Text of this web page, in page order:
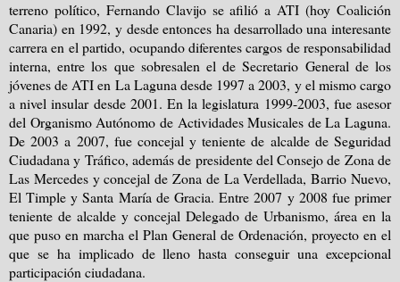
terreno político, Fernando Clavijo se afilió a ATI (hoy Coalición
Canaria) en 1992, y desde entonces ha desarrollado una interesante
carrera en el partido, ocupando diferentes cargos de responsabilidad
interna, entre los que sobresalen el de Secretario General de los
jóvenes de ATI en La Laguna desde 1997 a 2003, y el mismo cargo
a nivel insular desde 2001. En la legislatura 1999-2003, fue asesor
del Organismo Autónomo de Actividades Musicales de La Laguna.
De 2003 a 2007, fue concejal y teniente de alcalde de Seguridad
Ciudadana y Tráfico, además de presidente del Consejo de Zona de
Las Mercedes y concejal de Zona de La Verdellada, Barrio Nuevo,
El Timple y Santa María de Gracia. Entre 2007 y 2008 fue primer
teniente de alcalde y concejal Delegado de Urbanismo, área en la
que puso en marcha el Plan General de Ordenación, proyecto en el
que se ha implicado de lleno hasta conseguir una excepcional
participación ciudadana.